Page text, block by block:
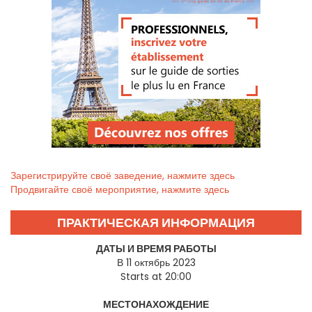
Зарегистрируйте своё заведение, нажмите здесь
Продвигайте своё мероприятие, нажмите здесь
ПРАКТИЧЕСКАЯ ИНФОРМАЦИЯ
ДАТЫ И ВРЕМЯ РАБОТЫ
В 11 октябрь 2023
Starts at 20:00
МЕСТОНАХОЖДЕНИЕ